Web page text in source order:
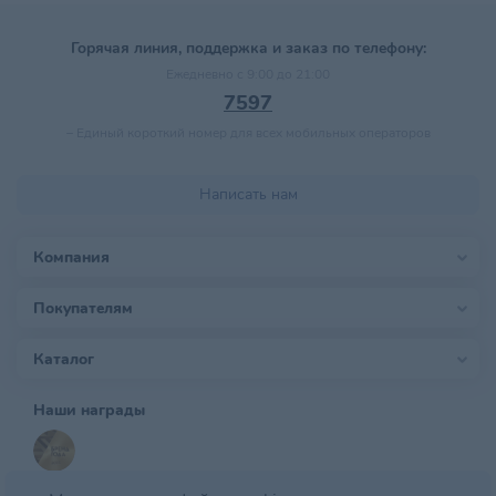
Горячая линия, поддержка и заказ по телефону:
7597
Написать нам
Компания
Покупателям
Каталог
Наши награды